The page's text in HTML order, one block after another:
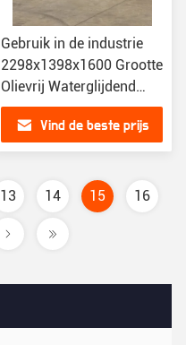
Gebruik in de industrie
2298x1398x1600 Grootte
Olievrij Waterglijdend
VSD-
schroefluchtcompressor
Vind de beste prijs
13 14 15 16